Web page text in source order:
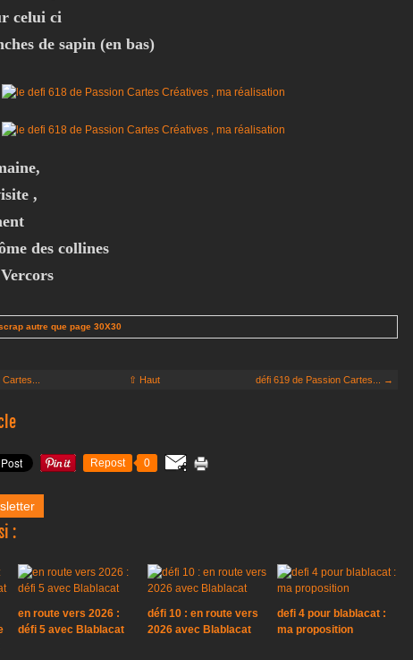
celui ci
de sapin (en bas)
,
des collines
autre que page 30X30
⇧ Haut défi 619 de Passion Cartes... →
Repost 0
:
en route vers 2026 :
défi 5 avec Blablacat
défi 10 : en route vers
2026 avec Blablacat
defi 4 pour blablacat :
ma proposition